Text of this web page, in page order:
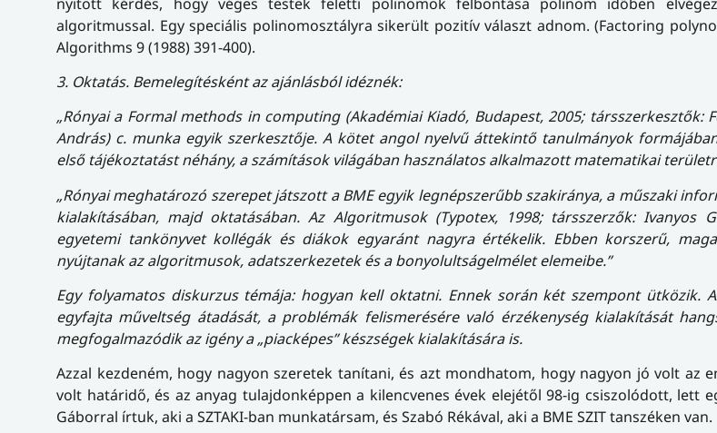
algoritmussal. Egy speciális polinomosztályra sikerült pozitív választ adnom. (Factoring
Algorithms 9 (1988) 391-400).
3. Oktatás. Bemelegítésként az ajánlásból idéznék:
„Rónyai a Formal methods in computing (Akadémiai Kiadó, Budapest, 2005; társszerkesztők:
András) c. munka egyik szerkesztője. A kötet angol nyelvű áttekintő tanulmányok
első tájékoztatást néhány, a számítások világában használatos alkalmazott matematikai
„Rónyai meghatározó szerepet játszott a BME egyik legnépszerűbb szakiránya, a műszaki
kialakításában, majd oktatásában. Az Algoritmusok (Typotex, 1998; társszerzők: Ivanyos
egyetemi tankönyvet kollégák és diákok egyaránt nagyra értékelik. Ebben korszerű,
nyújtanak az algoritmusok, adatszerkezetek és a bonyolultságelmélet elemeibe.”
Egy folyamatos diskurzus témája: hogyan kell oktatni. Ennek során két szempont ütközik.
egyfajta műveltség átadását, a problémák felismerésére való érzékenység kialakítását
megfogalmazódik az igény a „piacképes” készségek kialakítására is.
Azzal kezdeném, hogy nagyon szeretek tanítani, és azt mondhatom, hogy nagyon jó volt az
volt határidő, és az anyag tulajdonképpen a kilencvenes évek elejétől 98-ig csiszolódott, lett
Gáborral írtuk, aki a SZTAKI-ban munkatársam, és Szabó Rékával, aki a BME SZIT tanszéken van.